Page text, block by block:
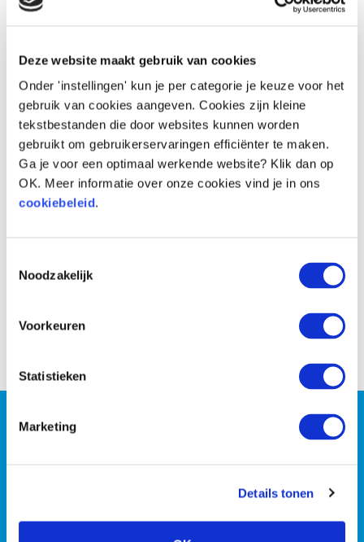
Deze website maakt gebruik van cookies
Onder 'instellingen' kun je per categorie je keuze voor het
gebruik van cookies aangeven. Cookies zijn kleine
tekstbestanden die door websites kunnen worden
gebruikt om gebruikerservaringen efficiënter te maken.
Ga je voor een optimaal werkende website? Klik dan op
OK. Meer informatie over onze cookies vind je in ons
cookiebeleid.
Noodzakelijk
Voorkeuren
Statistieken
Marketing
Details tonen
Voor Na
Wil jij persoonlijke coaching
tweeën de strijd tegen de
kilo’s aan gaan?